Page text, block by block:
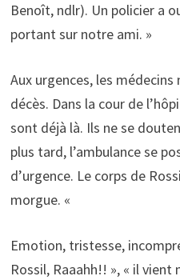
Benoît, ndlr). Un policier a
portant sur notre ami. »
Aux urgences, les
décès. Dans la cour de
sont déjà là. Ils ne se
plus tard, l’ambulance se
d’urgence. Le corps de
morgue. «
Emotion, tristesse,
Rossil, Raaahh!! », « il vient